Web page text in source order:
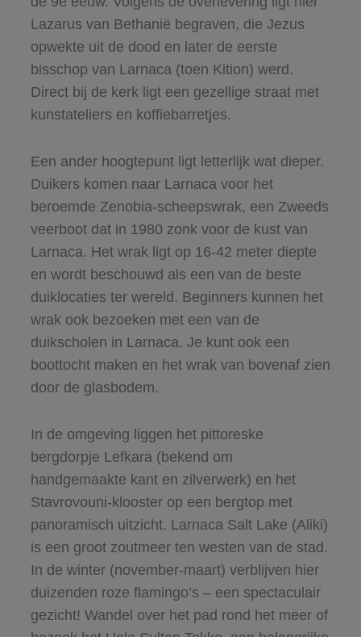
Lazarus van Bethanië begraven, die Jezus
opwekte uit de dood en later de eerste
bisschop van Larnaca (toen Kition) werd.
Direct bij de kerk ligt een gezellige straat met
kunstateliers en koffiebarretjes.
Een ander hoogtepunt ligt letterlijk wat dieper.
Duikers komen naar Larnaca voor het
beroemde Zenobia-scheepswrak, een Zweeds
veerboot dat in 1980 zonk voor de kust van
Larnaca. Het wrak ligt op 16-42 meter diepte
en wordt beschouwd als een van de beste
duiklocaties ter wereld. Beginners kunnen het
wrak ook bezoeken met een van de
duikscholen in Larnaca. Je kunt ook een
boottocht maken en het wrak van bovenaf zien
door de glasbodem.
In de omgeving liggen het pittoreske
bergdorpje Lefkara (bekend om
handgemaakte kant en zilverwerk) en het
Stavrovouni-klooster op een bergtop met
panoramisch uitzicht. Larnaca Salt Lake (Aliki)
is een groot zoutmeer ten westen van de stad.
In de winter (november-maart) verblijven hier
duizenden roze flamingo’s – een spectaculair
gezicht! Wandel over het pad rond het meer of